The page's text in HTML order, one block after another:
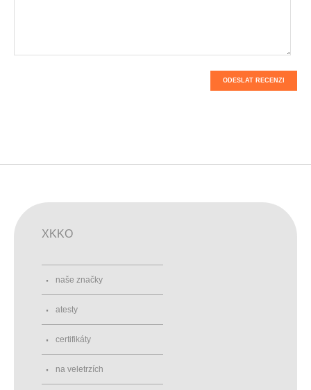
ODESLAT RECENZI
XKKO
naše značky
atesty
certifikáty
na veletrzích